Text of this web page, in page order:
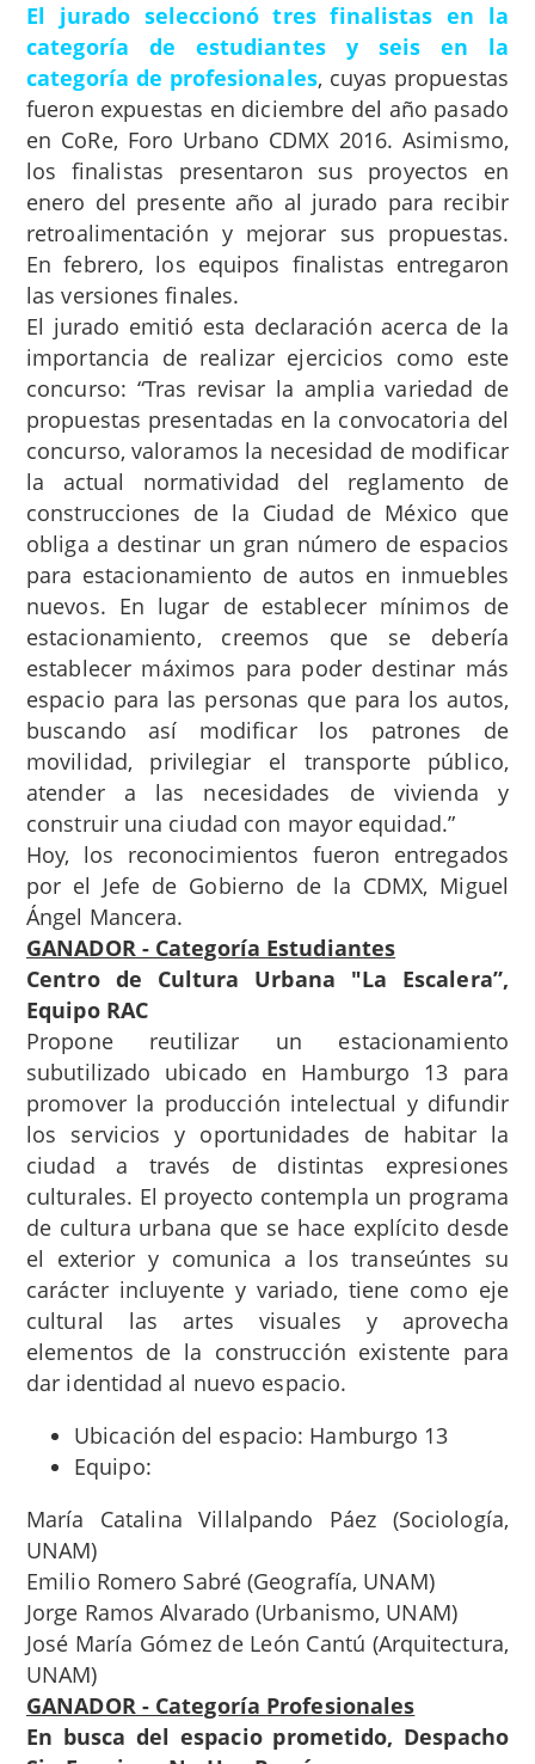
El jurado seleccionó tres finalistas en la
categoría de estudiantes y seis en la
categoría de profesionales, cuyas propuestas
fueron expuestas en diciembre del año pasado
en CoRe, Foro Urbano CDMX 2016. Asimismo,
los finalistas presentaron sus proyectos en
enero del presente año al jurado para recibir
retroalimentación y mejorar sus propuestas.
En febrero, los equipos finalistas entregaron
las versiones finales.
El jurado emitió esta declaración acerca de la
importancia de realizar ejercicios como este
concurso: “Tras revisar la amplia variedad de
propuestas presentadas en la convocatoria del
concurso, valoramos la necesidad de modificar
la actual normatividad del reglamento de
construcciones de la Ciudad de México que
obliga a destinar un gran número de espacios
para estacionamiento de autos en inmuebles
nuevos. En lugar de establecer mínimos de
estacionamiento, creemos que se debería
establecer máximos para poder destinar más
espacio para las personas que para los autos,
buscando así modificar los patrones de
movilidad, privilegiar el transporte público,
atender a las necesidades de vivienda y
construir una ciudad con mayor equidad.”
Hoy, los reconocimientos fueron entregados
por el Jefe de Gobierno de la CDMX, Miguel
Ángel Mancera.
GANADOR - Categoría Estudiantes
Centro de Cultura Urbana "La Escalera”,
Equipo RAC
Propone reutilizar un estacionamiento
subutilizado ubicado en Hamburgo 13 para
promover la producción intelectual y difundir
los servicios y oportunidades de habitar la
ciudad a través de distintas expresiones
culturales. El proyecto contempla un programa
de cultura urbana que se hace explícito desde
el exterior y comunica a los transeúntes su
carácter incluyente y variado, tiene como eje
cultural las artes visuales y aprovecha
elementos de la construcción existente para
dar identidad al nuevo espacio.
Ubicación del espacio: Hamburgo 13
Equipo:
María Catalina Villalpando Páez (Sociología,
UNAM)
Emilio Romero Sabré (Geografía, UNAM)
Jorge Ramos Alvarado (Urbanismo, UNAM)
José María Gómez de León Cantú (Arquitectura,
UNAM)
GANADOR - Categoría Profesionales
En busca del espacio prometido, Despacho